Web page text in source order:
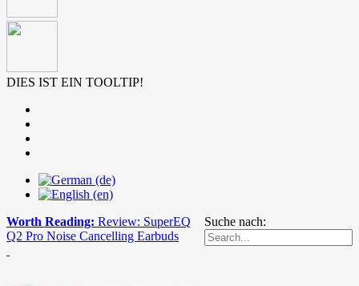
DIES IST EIN TOOLTIP!
Suche nach:
Worth Reading: Review: SuperEQ
Q2 Pro Noise Cancelling Earbuds